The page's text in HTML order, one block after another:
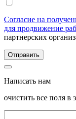
Согласие на
для продвижение
партнерских
Написать нам
очистить все поля в